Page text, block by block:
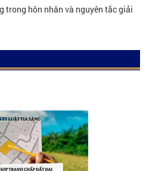
trong hôn nhân và nguyên tắc giải